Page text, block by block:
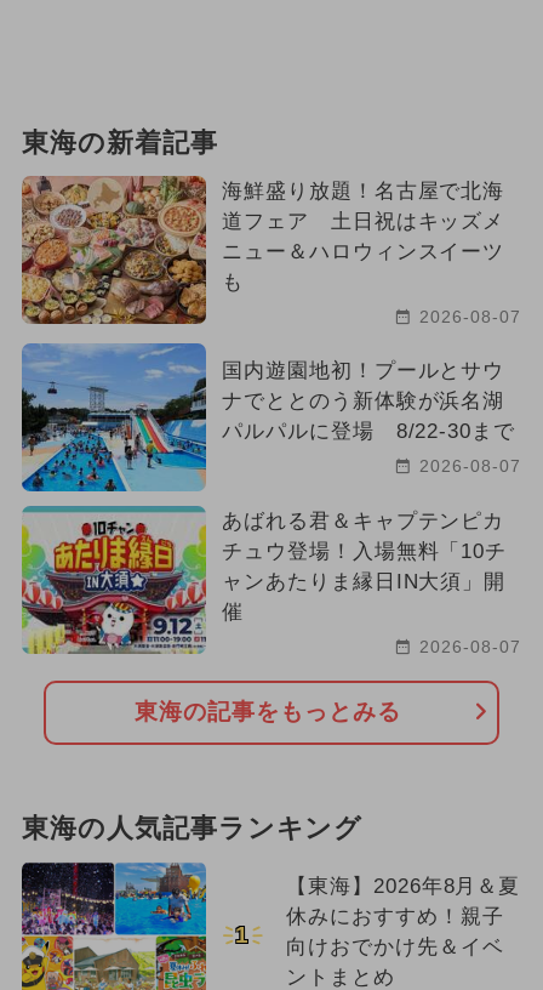
東海の新着記事
海鮮盛り放題！名古屋で北海
道フェア 土日祝はキッズメ
ニュー＆ハロウィンスイーツ
も
2026-08-07
国内遊園地初！プールとサウ
ナでととのう新体験が浜名湖
パルパルに登場 8/22-30まで
2026-08-07
あばれる君＆キャプテンピカ
チュウ登場！入場無料「10チ
ャンあたりま縁日IN大須」開
催
2026-08-07
東海の記事をもっとみる
東海の人気記事ランキング
1
【東海】2026年8月＆夏
休みにおすすめ！親子
向けおでかけ先＆イベ
ントまとめ